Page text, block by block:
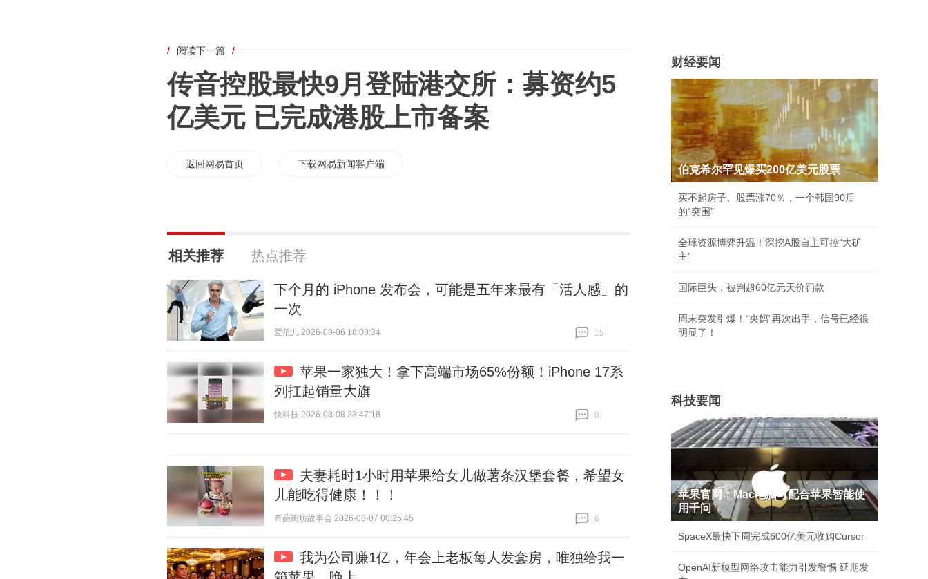
/ 阅读下一篇 /
传音控股最快9月登陆港交所：募资约5
亿美元 已完成港股上市备案
返回网易首页 下载网易新闻客户端
相关推荐 热点推荐
下个月的 iPhone 发布会，可能是五年来最有「活人感」的
一次
爱范儿 2026-08-06 18:09:34
15
苹果一家独大！拿下高端市场65%份额！iPhone 17系
列扛起销量大旗
快科技 2026-08-08 23:47:18
0
夫妻耗时1小时用苹果给女儿做薯条汉堡套餐，希望女
儿能吃得健康！！！
奇葩街坊故事会 2026-08-07 00:25:45
6
我为公司赚1亿，年会上老板每人发套房，唯独给我一
财经要闻
伯克希尔罕见爆买200亿美元股票
买不起房子、股票涨70％，一个韩国90后
的“突围”
全球资源博弈升温！深挖A股自主可控“大矿
主”
国际巨头，被判超60亿元天价罚款
周末突发引爆！“央妈”再次出手，信号已经很
明显了！
科技要闻
苹果官网：Mac电脑可配合苹果智能使
用千问
SpaceX最快下周完成600亿美元收购Cursor
OpenAI新模型网络攻击能力引发警惕 延期发